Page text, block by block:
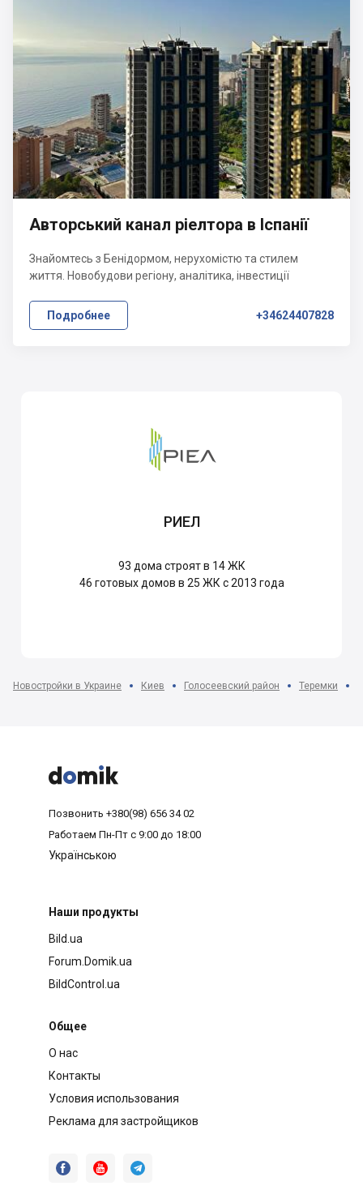
Авторський канал ріелтора в Іспанії
Знайомтесь з Бенідормом, нерухомістю та стилем
життя. Новобудови регіону, аналітика, інвестиції
Подробнее +34624407828
РИЕЛ
93 дома строят в 14 ЖК
46 готовых домов в 25 ЖК с 2013 года
Новостройки в Украине Киев Голосеевский район Теремки



Позвонить +380(98) 656 34 02
Работаем Пн-Пт с 9:00 до 18:00
Українською
Наши продукты
Bild.ua
Forum.Domik.ua
BildControl.ua
Общее
О нас
Контакты
Условия использования
Реклама для застройщиков
  